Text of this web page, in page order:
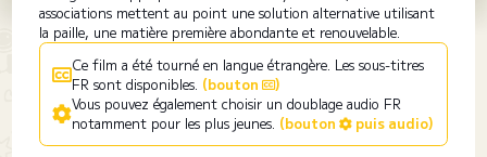
associations mettent au point une solution alternative utilisant
la paille, une matière première abondante et renouvelable.
Ce film a été tourné en langue étrangère. Les sous-titres
FR sont disponibles. (bouton
)
Vous pouvez également choisir un doublage audio FR
notamment pour les plus jeunes. (bouton puis audio)